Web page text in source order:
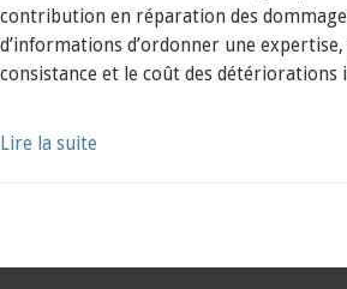
contribution en réparation des
d’informations d’ordonner une
consistance et le coût des détériorations
Lire la suite